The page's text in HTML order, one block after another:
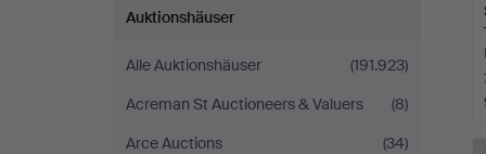
Auktionshäuser
Alle Auktionshäuser
(191.923)
Acreman St Auctioneers & Valuers
(8)
Arce Auctions
(34)